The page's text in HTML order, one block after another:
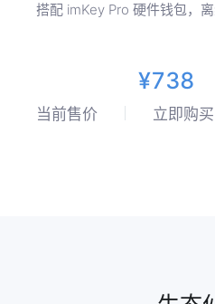
搭配 imKey Pro 硬件钱包，
¥738
当前售价 立即购买